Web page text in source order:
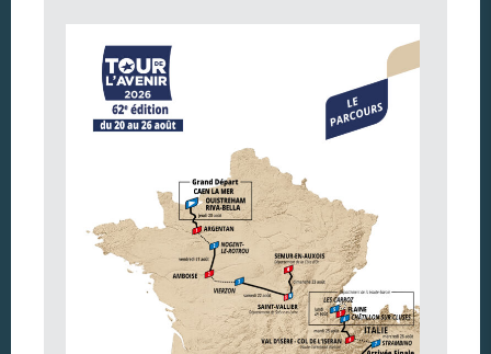
Argentan Aujourd’hui